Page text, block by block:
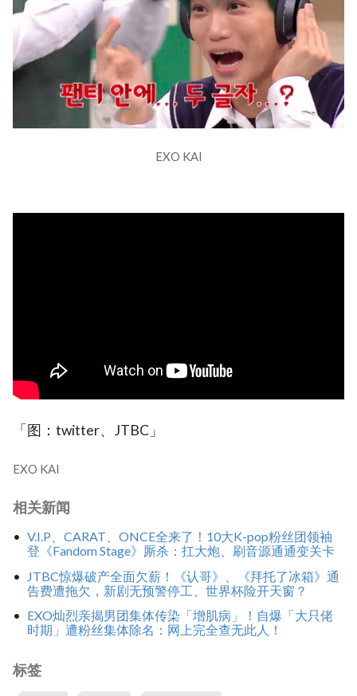
EXO KAI
「图：twitter、JTBC」
EXO KAI
相关新闻
V.I.P、CARAT、ONCE全来了！10大K-pop粉丝团领袖
登《Fandom Stage》厮杀：扛大炮、刷音源通通变关卡
JTBC惊爆破产全面欠薪！《认哥》、《拜托了冰箱》通
告费遭拖欠，新剧无预警停工、世界杯险开天窗？
EXO灿烈亲揭男团集体传染「增肌病」！自爆「大只佬
时期」遭粉丝集体除名：网上完全查无此人！
标签